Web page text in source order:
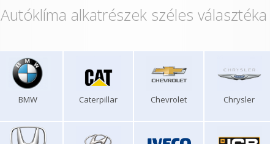
Autóklíma alkatrészek széles választéka
BMW Caterpillar Chevrolet Chrysler